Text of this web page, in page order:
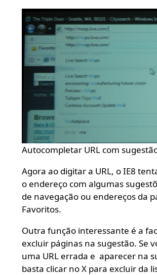
Autocompletar URL com
Agora ao digitar a URL, o IE8
o endereço com algumas
de navegação ou endereços da
Favoritos.
Outra função interessante é a
excluir páginas na sugestão. Se
uma URL errada e aparecer na
basta clicar no X para excluir da